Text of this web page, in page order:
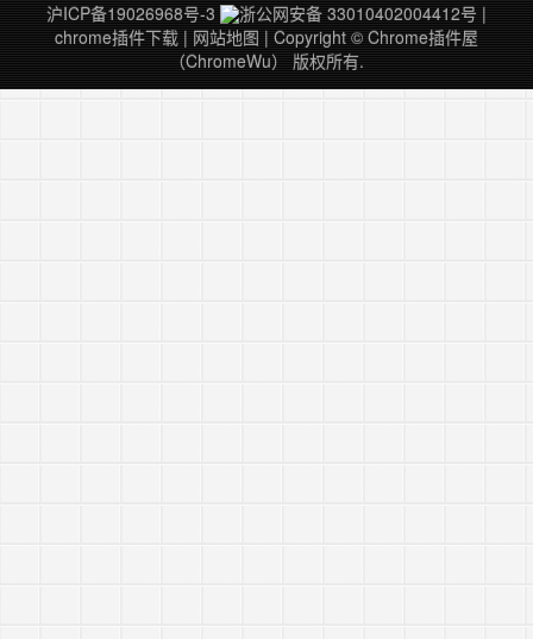
沪ICP备19026968号-3 浙公网安备 33010402004412号 |
chrome插件下载 | 网站地图 | Copyright © Chrome插件屋
（ChromeWu） 版权所有.